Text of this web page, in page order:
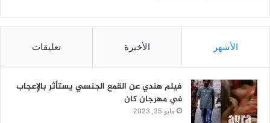
الأشهر الأخيرة تعليقات
فيلم هندي عن القمع الجنسي يستأثر بالإعجاب
في مهرجان كان
مايو 25, 2023